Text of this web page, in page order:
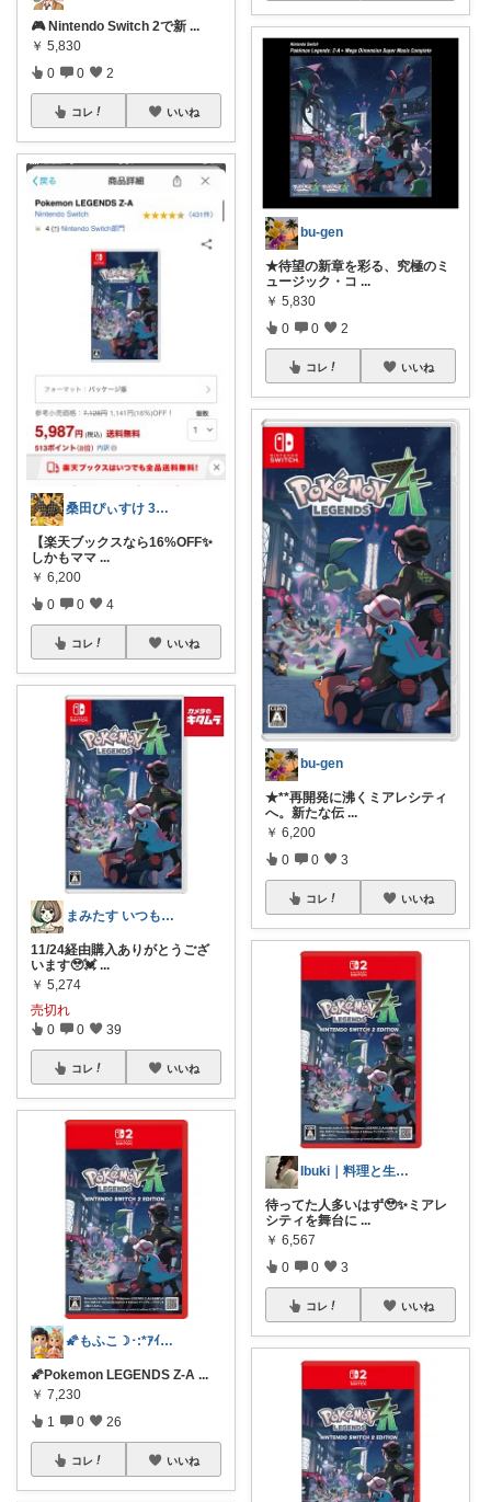
🎮 Nintendo Switch 2で新 ...
￥ 5,830
0 0 2
コレ いいね
桑田ぴぃすけ 30代美容ﾌｧｯｼｮﾝ日常
【楽天ブックスなら16%OFF✨
しかもママ ...
￥ 6,200
0 0 4
コレ いいね
まみたす いつもありがとうございます♡
11/24経由購入ありがとうござ
います🥹💓 ...
￥ 5,274
売切れ
0 0 39
コレ いいね
🌠もふこ☽･:*ｱｲｺﾝ変更しました♪
🌠Pokemon LEGENDS Z-A ...
￥ 7,230
1 0 26
コレ いいね
bu-gen
★待望の新章を彩る、究極のミ
ュージック・コ ...
￥ 5,830
0 0 2
コレ いいね
bu-gen
★**再開発に沸くミアレシティ
へ。新たな伝 ...
￥ 6,200
0 0 3
コレ いいね
Ibuki｜料理と生活が楽しくなる道具
待ってた人多いはず🥹✨ミアレ
シティを舞台に ...
￥ 6,567
0 0 3
コレ いいね